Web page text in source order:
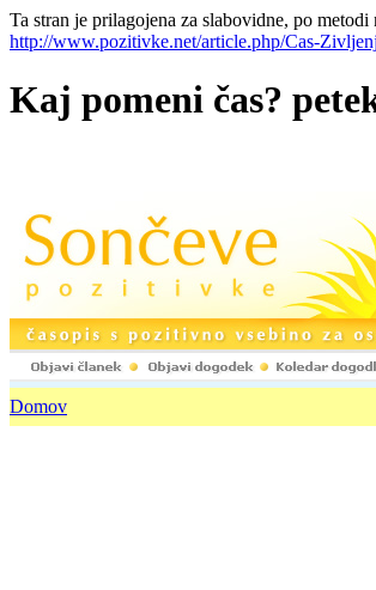
Ta stran je prilagojena za slabovidne, po
http://www.pozitivke.net/article.php/Cas-
Kaj pomeni čas?
Domov